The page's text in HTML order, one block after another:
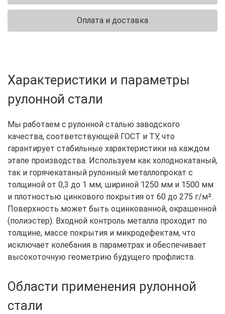
Оплата и доставка
Характеристики и параметры
рулонной стали
Мы работаем с рулонной сталью заводского
качества, соответствующей ГОСТ и ТУ, что
гарантирует стабильные характеристики на каждом
этапе производства. Используем как холоднокатаный,
так и горячекатаный рулонный металлопрокат с
толщиной от 0,3 до 1 мм, шириной 1250 мм и 1500 мм
и плотностью цинкового покрытия от 60 до 275 г/м².
Поверхность может быть оцинкованной, окрашенной
(полиэстер). Входной контроль металла проходит по
толщине, массе покрытия и микродефектам, что
исключает колебания в параметрах и обеспечивает
высокоточную геометрию будущего профлиста.
Области применения рулонной
стали